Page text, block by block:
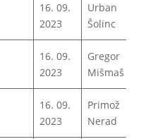
16. 09.
2023
Urban
Šolinc
16. 09.
2023
Gregor
Mišmaš
16. 09.
2023
Primož
Nerad